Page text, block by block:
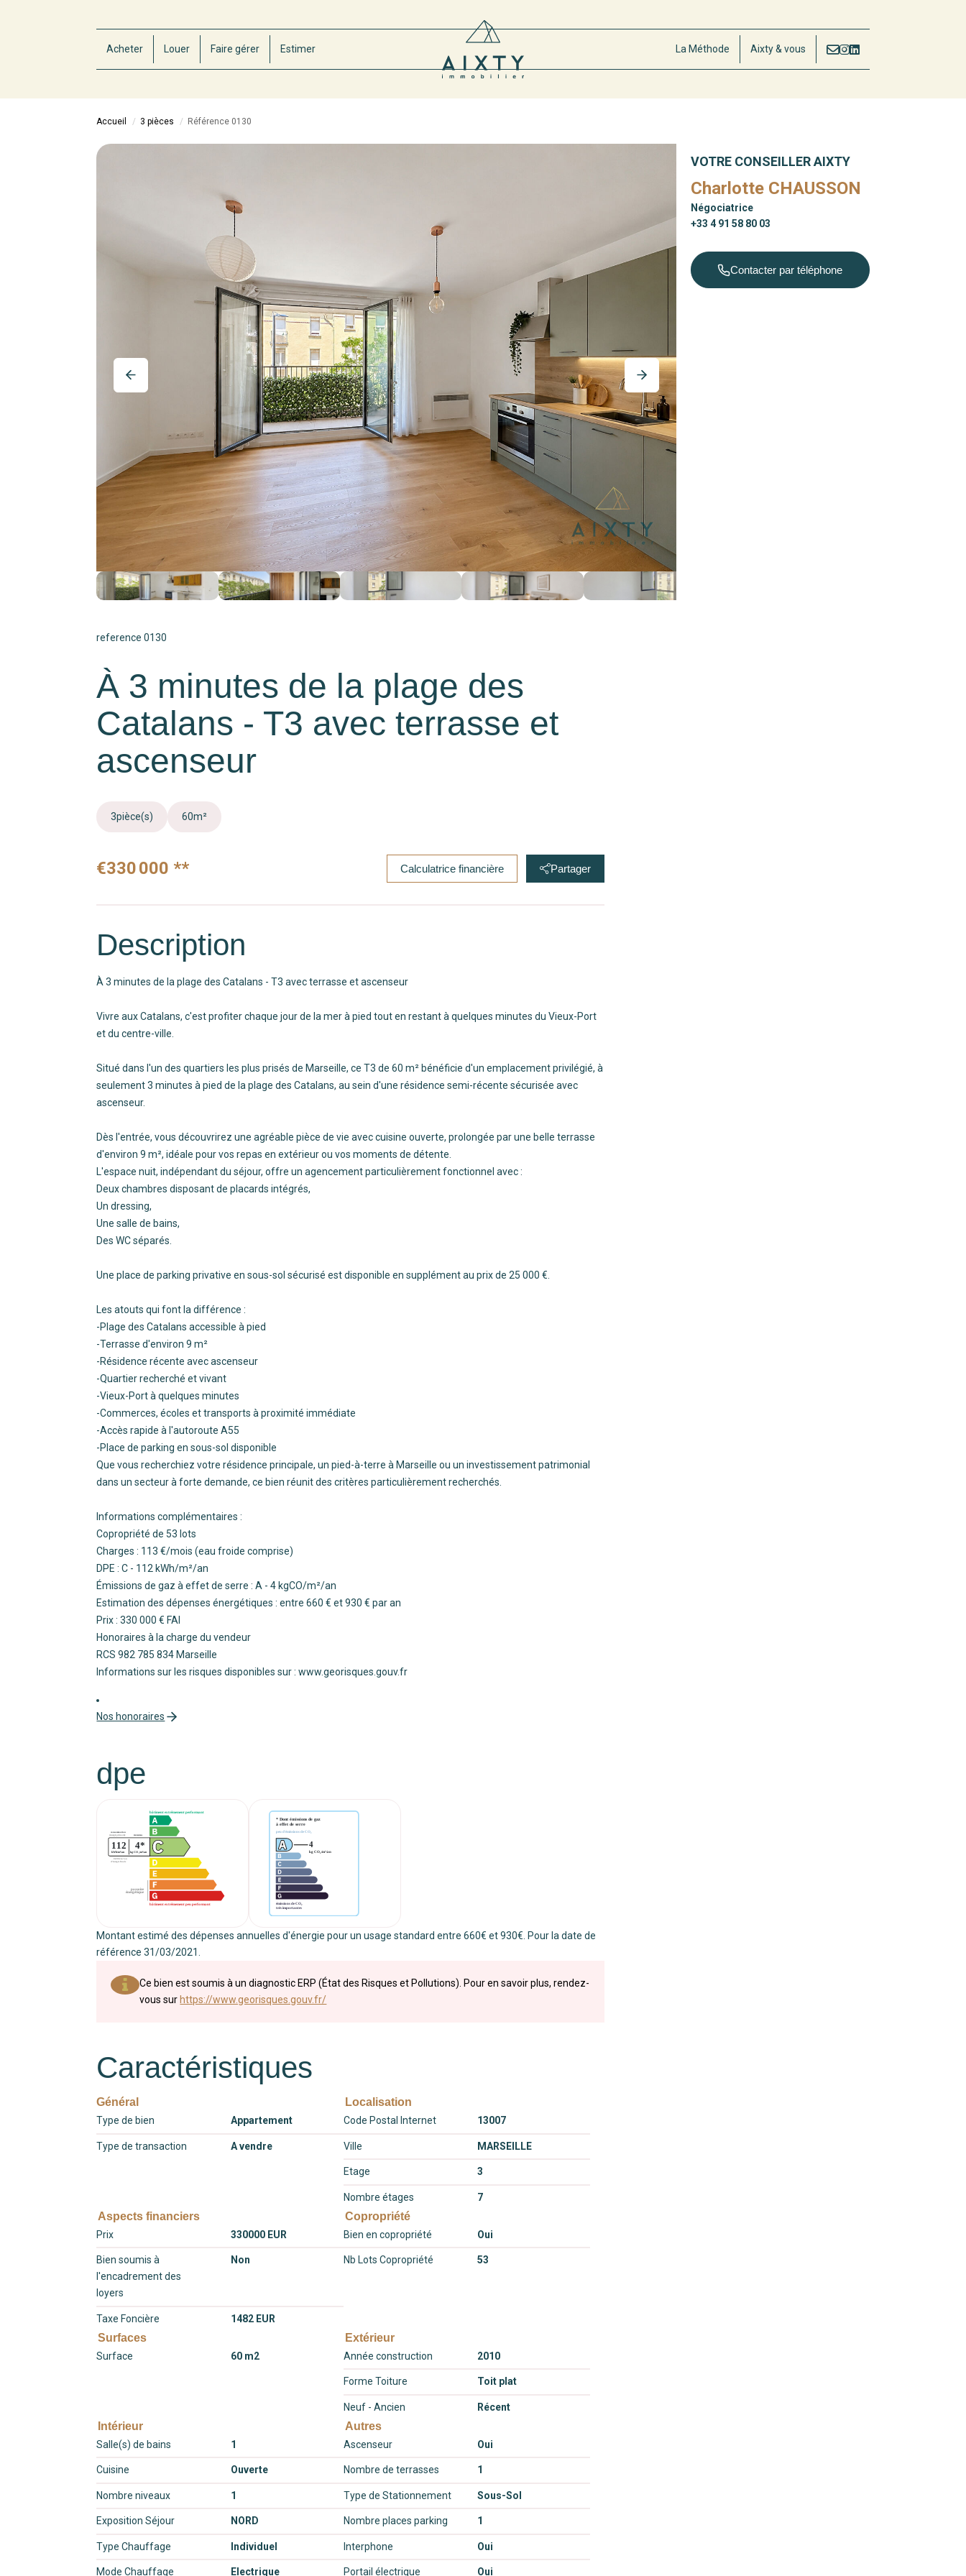
Acheter Louer Faire gérer Estimer La Méthode Aixty & vous
Accueil 3 pièces Référence 0130
reference 0130
À 3 minutes de la plage des
Catalans - T3 avec terrasse et
ascenseur
3pièce(s) 60m²
€330 000 ** Calculatrice financière Partager
Description
À 3 minutes de la plage des Catalans - T3 avec terrasse et ascenseur
Vivre aux Catalans, c'est profiter chaque jour de la mer à pied tout en restant à quelques minutes du Vieux-Port
et du centre-ville.
Situé dans l'un des quartiers les plus prisés de Marseille, ce T3 de 60 m² bénéficie d'un emplacement privilégié, à
seulement 3 minutes à pied de la plage des Catalans, au sein d'une résidence semi-récente sécurisée avec
ascenseur.
Dès l'entrée, vous découvrirez une agréable pièce de vie avec cuisine ouverte, prolongée par une belle terrasse
d'environ 9 m², idéale pour vos repas en extérieur ou vos moments de détente.
L'espace nuit, indépendant du séjour, offre un agencement particulièrement fonctionnel avec :
Deux chambres disposant de placards intégrés,
Un dressing,
Une salle de bains,
Des WC séparés.
Une place de parking privative en sous-sol sécurisé est disponible en supplément au prix de 25 000 €.
Les atouts qui font la différence :
-Plage des Catalans accessible à pied
-Terrasse d'environ 9 m²
-Résidence récente avec ascenseur
-Quartier recherché et vivant
-Vieux-Port à quelques minutes
-Commerces, écoles et transports à proximité immédiate
-Accès rapide à l'autoroute A55
-Place de parking en sous-sol disponible
Que vous recherchiez votre résidence principale, un pied-à-terre à Marseille ou un investissement patrimonial
dans un secteur à forte demande, ce bien réunit des critères particulièrement recherchés.
Informations complémentaires :
Copropriété de 53 lots
Charges : 113 €/mois (eau froide comprise)
DPE : C - 112 kWh/m²/an
Émissions de gaz à effet de serre : A - 4 kgCO/m²/an
Estimation des dépenses énergétiques : entre 660 € et 930 € par an
Prix : 330 000 € FAI
Honoraires à la charge du vendeur
RCS 982 785 834 Marseille
Informations sur les risques disponibles sur : www.georisques.gouv.fr
Nos honoraires
dpe
Montant estimé des dépenses annuelles d'énergie pour un usage standard entre 660€ et 930€. Pour la date de
référence 31/03/2021.
Ce bien est soumis à un diagnostic ERP (État des Risques et Pollutions). Pour en savoir plus, rendez-
vous sur https://www.georisques.gouv.fr/
Caractéristiques
Général
Type de bien Appartement
Type de transaction A vendre
Localisation
Code Postal Internet 13007
Ville MARSEILLE
Etage 3
Nombre étages 7
Aspects financiers
Prix 330000 EUR
Bien soumis à
l'encadrement des
loyers
Non
Taxe Foncière 1482 EUR
Copropriété
Bien en copropriété Oui
Nb Lots Copropriété 53
Surfaces
Surface 60 m2
Extérieur
Année construction 2010
Forme Toiture Toit plat
Neuf - Ancien Récent
Intérieur
Salle(s) de bains 1
Cuisine Ouverte
Nombre niveaux 1
Exposition Séjour NORD
Type Chauffage Individuel
Mode Chauffage Electrique
Autres
Ascenseur Oui
Nombre de terrasses 1
Type de Stationnement Sous-Sol
Nombre places parking 1
Interphone Oui
Portail électrique Oui
VOTRE CONSEILLER AIXTY
Charlotte CHAUSSON
Négociatrice
+33 4 91 58 80 03
Contacter par téléphone